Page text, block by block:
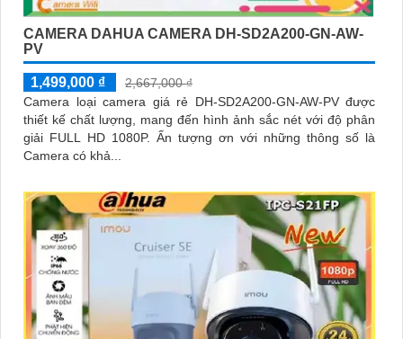
CAMERA DAHUA CAMERA DH-SD2A200-GN-AW-
PV
1,499,000 ₫
2,667,000 ₫
Camera loại camera giá rẻ DH-SD2A200-GN-AW-PV được
thiết kế chất lượng, mang đến hình ảnh sắc nét với độ phân
giải FULL HD 1080P. Ấn tượng ơn với những thông số là
Camera có khả...